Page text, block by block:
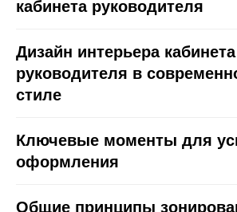
кабинета руководителя
Дизайн интерьера кабинета
руководителя в
стиле
Ключевые моменты для
оформления
Общие принципы